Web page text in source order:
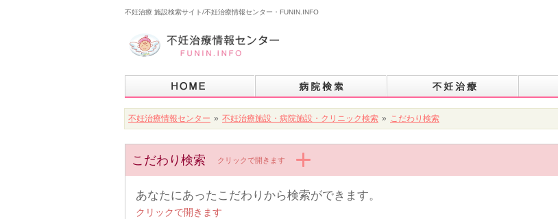
不妊治療 施設検索サイト/不妊治療情報センター・FUNIN.INFO
不妊治療情報センター » 不妊治療施設・病院施設・クリニック検索 » こだわり検索
こだわり検索 クリックで開きます
あなたにあったこだわりから検索ができます。
クリックで開きます